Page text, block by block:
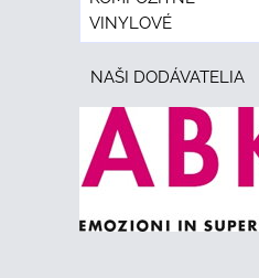
VINYLOVÉ
NAŠI DODÁVATELIA